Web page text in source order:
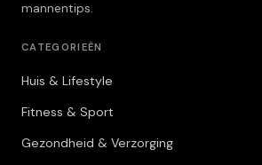
mannentips.
CATEGORIEËN
Huis & Lifestyle
Fitness & Sport
Gezondheid & Verzorging